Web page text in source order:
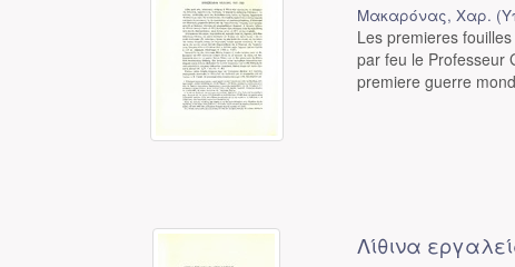
Μακαρόνας, Χαρ. (
Les premieres
par feu le Professeur
premiere guerre
Λίθινα